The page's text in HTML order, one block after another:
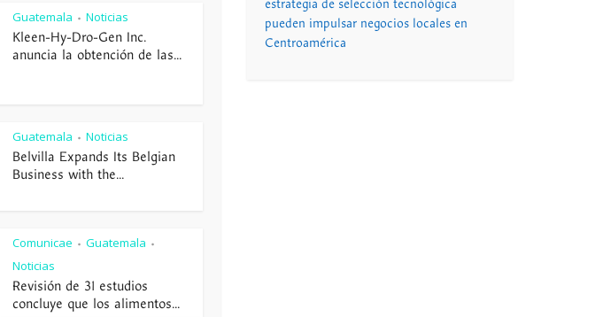
Guatemala • Noticias
Kleen-Hy-Dro-Gen Inc.
anuncia la obtención de las...
Guatemala • Noticias
Belvilla Expands Its Belgian
Business with the...
Comunicae • Guatemala •
Noticias
Revisión de 31 estudios
concluye que los alimentos...
estrategia de selección tecnológica
pueden impulsar negocios locales en
Centroamérica